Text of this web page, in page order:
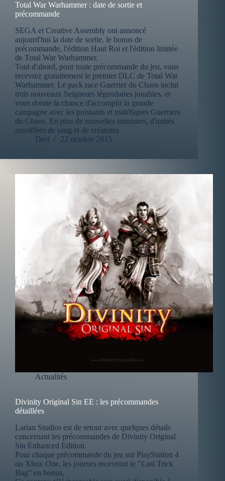
Total War Warhammer : date de sortie et
précommande
SEGA et Creative Assembly ont annoncé
aujourd'hui la date de sortie, le bonus de
précommande, l'édition Haut Roi et l'édition limitée
de Total War Warhammer.
Tout d'abord, pour toute précommande du jeu, vous
recevrez gratuitement le premier DLC de Total War
Warhammer. Le pack race Guerrier du Chaos inclut
trois nouveaux Seigneurs légendaires jouables, et
vous donne la chance d'accomplir la grande
campagne avec les puissants et maléfiques Guerriers
du Chaos. En plus de nouvelles montures, d'unités
assoiffées de sang et de créatures
Drei
22 octobre 2015
Actualités
Divinity Original Sin EE : les précommandes
détaillées
Larian Studios est de retour avec quelques détails
concernant les précommandes de Divinity Original
Sin Enhanced Edition.
Pour chaque précommande du jeu sur PlayStation 4
ou Xbox One, les joueurs recevront le "Last Trick
Bag" en bonus.